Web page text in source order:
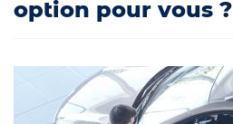
option pour vous ?